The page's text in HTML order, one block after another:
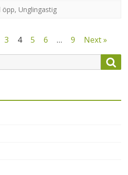
öpp, Unglingastig
3 4 5 6 … 9 Next »